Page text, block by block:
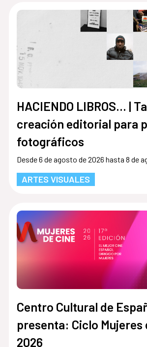
HACIENDO LIBROS… |
creación editorial para
fotográficos
Desde 6 de agosto de 2026 hasta 8 de
ARTES VISUALES
Centro Cultural de
presenta: Ciclo Mujeres
2026